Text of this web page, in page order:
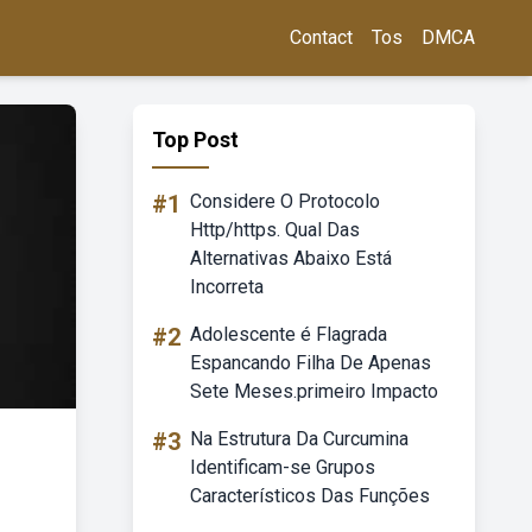
Contact Tos DMCA
Top Post
#1 Considere O Protocolo
Http/https. Qual Das
Alternativas Abaixo Está
Incorreta
#2 Adolescente é Flagrada
Espancando Filha De Apenas
Sete Meses.primeiro Impacto
#3 Na Estrutura Da Curcumina
Identificam-se Grupos
Característicos Das Funções